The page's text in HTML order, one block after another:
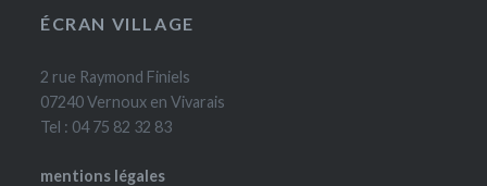
ÉCRAN VILLAGE
2 rue Raymond Finiels
07240 Vernoux en Vivarais
Tel : 04 75 82 32 83
mentions légales